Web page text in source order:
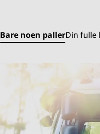
Bare noen pallerDin fulle